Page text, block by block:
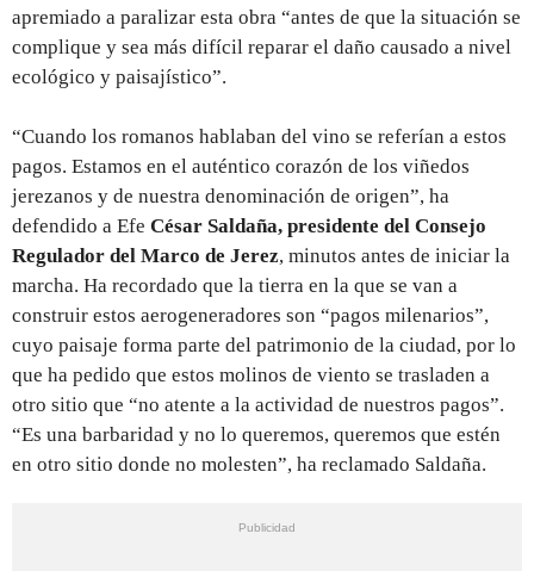
apremiado a paralizar esta obra “antes de que la situación se
complique y sea más difícil reparar el daño causado a nivel
ecológico y paisajístico”.
“Cuando los romanos hablaban del vino se referían a estos
pagos. Estamos en el auténtico corazón de los viñedos
jerezanos y de nuestra denominación de origen”, ha
defendido a Efe César Saldaña, presidente del Consejo
Regulador del Marco de Jerez, minutos antes de iniciar la
marcha. Ha recordado que la tierra en la que se van a
construir estos aerogeneradores son “pagos milenarios”,
cuyo paisaje forma parte del patrimonio de la ciudad, por lo
que ha pedido que estos molinos de viento se trasladen a
otro sitio que “no atente a la actividad de nuestros pagos”.
“Es una barbaridad y no lo queremos, queremos que estén
en otro sitio donde no molesten”, ha reclamado Saldaña.